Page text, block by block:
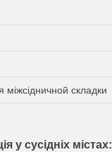
міжсідничной складки
у сусідніх містах: